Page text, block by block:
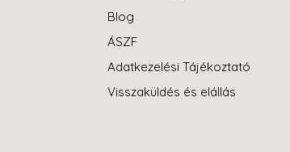
Blog
ÁSZF
Adatkezelési Tájékoztató
Visszaküldés és elállás